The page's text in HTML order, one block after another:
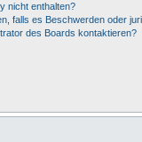
nicht enthalten?
falls es Beschwerden oder
des Boards kontaktieren?